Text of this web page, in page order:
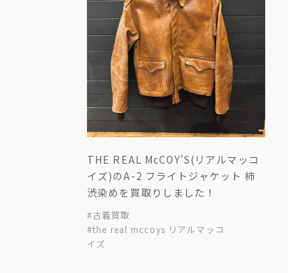
THE REAL McCOY’S(リアルマッコ
イズ)のA-2 フライトジャケット 柿
渋染めを買取りしました！
#古着買取
#the real mccoys リアルマッコ
イズ